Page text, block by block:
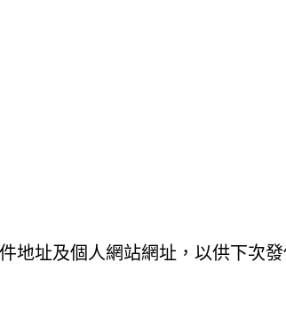
地址及個人網站網址，以供下次